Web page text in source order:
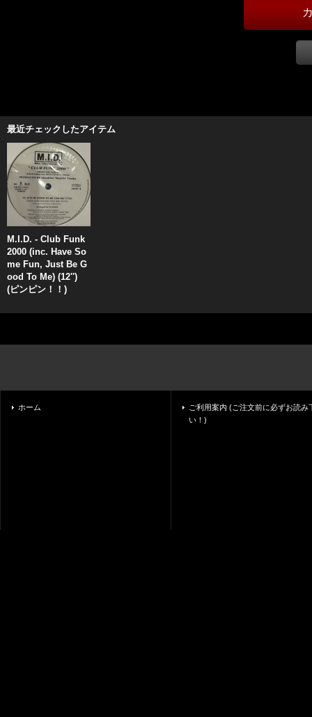
最近チェックしたアイテム
M.I.D. - Club Funk
2000 (inc. Have So
me Fun, Just Be G
ood To Me) (12'')
(ピンピン！！)
ホーム
ご利用案内 (ご注文前に必ずお読み
い！)